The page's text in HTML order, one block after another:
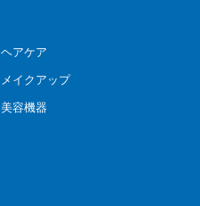
ヘアケア
メイクアップ
美容機器